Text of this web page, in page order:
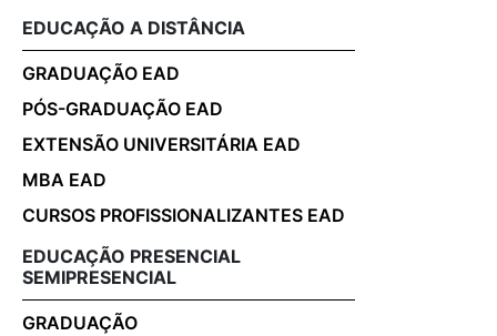
EDUCAÇÃO A DISTÂNCIA
GRADUAÇÃO EAD
PÓS-GRADUAÇÃO EAD
EXTENSÃO UNIVERSITÁRIA EAD
MBA EAD
CURSOS PROFISSIONALIZANTES EAD
EDUCAÇÃO PRESENCIAL
SEMIPRESENCIAL
GRADUAÇÃO